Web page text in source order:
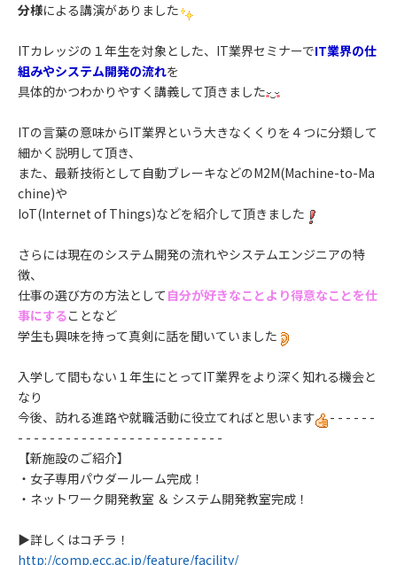
分様による講演がありました
ITカレッジの１年生を対象とした、IT業界セミナーでIT業界の仕
組みやシステム開発の流れを
具体的かつわかりやすく講義して頂きました
ITの言葉の意味からIT業界という大きなくくりを４つに分類して
細かく説明して頂き、
また、最新技術として自動ブレーキなどのM2M(Machine-to-Ma
chine)や
IoT(Internet of Things)などを紹介して頂きました
さらには現在のシステム開発の流れやシステムエンジニアの特
徴、
仕事の選び方の方法として 自分が好きなことより得意なことを仕
事にすることなど
学生も興味を持って真剣に話を聞いていました
入学して間もない１年生にとってIT業界をより深く知れる機会と
なり
今後、訪れる進路や就職活動に役立てればと思います
​- - - - - -
- - - - - - - - - - - - - - - - - - - - - - - - - -
【新施設のご紹介】
・女子専用パウダールーム完成！
・ネットワーク開発教室 ＆ システム開発教室完成！
▶詳しくはコチラ！
http://comp.ecc.ac.jp/feature/facility/